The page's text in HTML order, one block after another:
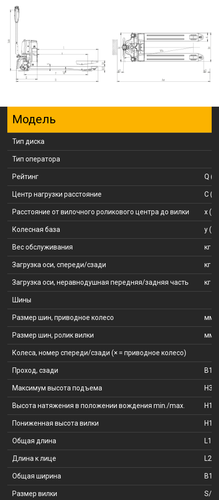
Модель
Тип диска
Тип оператора
Рейтинг Q
Центр нагрузки расстояние C
Расстояние от вилочного роликового центра до вилки x
Колесная база y
Вес обслуживания кг
Загрузка оси, спереди/сзади кг
Загрузка оси, неравнодушная передняя/задняя часть кг
Шины
Размер шин, приводное колесо мм
Размер шин, ролик вилки мм
Колеса, номер спереди/сзади (× = приводное колесо)
Проход, сзади
Максимум высота подъема H3
Высота натяжения в положении вождения min./max.
Пониженная высота вилки
Общая длина L1
Длина к лице L2
Общая ширина B1
Размер вилки S/